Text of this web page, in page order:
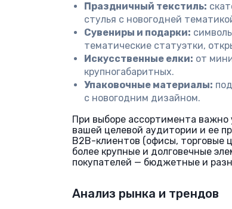
Праздничный текстиль:
стулья с новогодней
Сувениры и подарки:
тематические статуэтки,
Искусственные елки: от
крупногабаритных.
Упаковочные материалы:
с новогодним дизайном.
При выборе ассортимента важно
вашей целевой аудитории и ее
B2B-клиентов (офисы, торговые
более крупные и долговечные
покупателей — бюджетные и
Анализ рынка и трендов